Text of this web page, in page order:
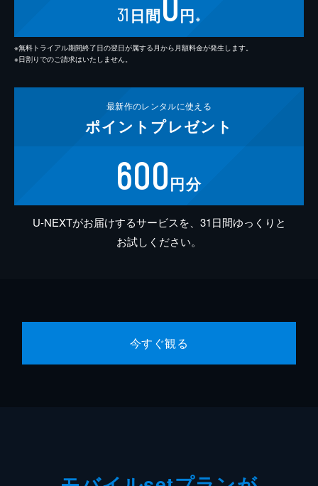
31 日間 円 ※
※無料トライアル期間終了日の翌日が属する月から月額料金が発生します。
※日割りでのご請求はいたしません。
最新作のレンタルに使える
ポイント プレゼント
600円分
U-NEXTがお届けするサービスを、31日間ゆっくりと
お試しください。
今すぐ観る